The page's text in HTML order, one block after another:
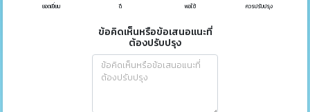
ยอดเยี่ยม ดี พอใช้ ควรปรับปรุง
ข้อคิดเห็นหรือข้อเสนอแนะที่
ต้องปรับปรุง